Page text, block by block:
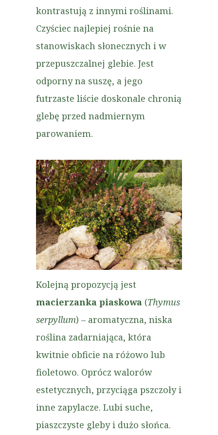
kontrastują z innymi roślinami.
Czyściec najlepiej rośnie na
stanowiskach słonecznych i w
przepuszczalnej glebie. Jest
odporny na suszę, a jego
futrzaste liście doskonale chronią
glebę przed nadmiernym
parowaniem.
Kolejną propozycją jest
macierzanka piaskowa (Thymus
serpyllum) – aromatyczna, niska
roślina zadarniająca, która
kwitnie obficie na różowo lub
fioletowo. Oprócz walorów
estetycznych, przyciąga pszczoły i
inne zapylacze. Lubi suche,
piaszczyste gleby i dużo słońca.